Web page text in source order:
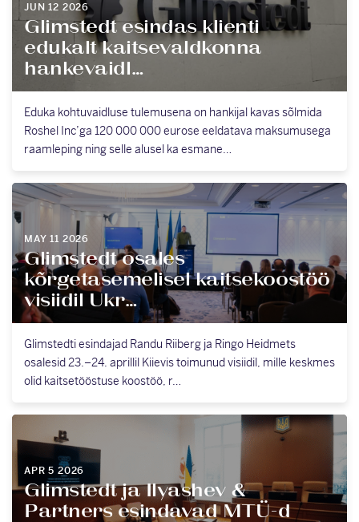
JUN 12 2026
Glimstedt esindas klienti
edukalt kaitsevaldkonna
hankevaidl…
Eduka kohtuvaidluse tulemusena on hankijal kavas sõlmida
Roshel Inc’ga 120 000 000 eurose eeldatava maksumusega
raamleping ning selle alusel ka esmane…
MAY 11 2026
Glimstedt osales
kõrgetasemelisel kaitsekoostöö
visiidil Ukr…
Glimstedti esindajad Randu Riiberg ja Ringo Heidmets
osalesid 23.–24. aprillil Kiievis toimunud visiidil, mille keskmes
olid kaitsetööstuse koostöö, r…
APR 5 2026
Glimstedt ja Ilyashev &
Partners esindavad MTÜ-d